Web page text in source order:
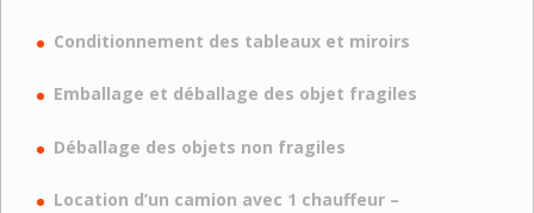
Conditionnement des tableaux et miroirs
Emballage et déballage des objet fragiles
Déballage des objets non fragiles
Location d’un camion avec 1 chauffeur –